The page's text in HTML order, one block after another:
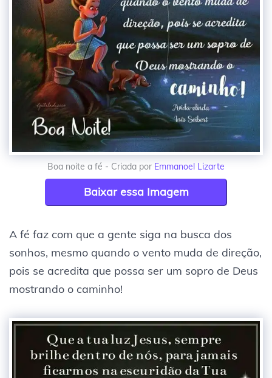
Boa noite a fé - Criada por Emmanoel Lizarte
Baixar essa Imagem
A fé faz com que a gente siga na busca dos
sonhos, mesmo quando o vento muda de direção,
pois se acredita que possa ser um sopro de Deus
mostrando o caminho!